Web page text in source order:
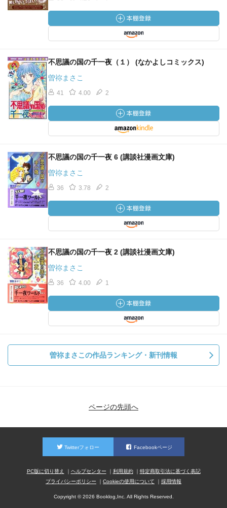
不思議の国の千一夜（１） (なかよしコミックス)
曽祢まさこ
41 4.00 2
不思議の国の千一夜 6 (講談社漫画文庫)
曽祢まさこ
36 3.78 2
不思議の国の千一夜 2 (講談社漫画文庫)
曽祢まさこ
36 4.00 1
曽祢まさこの作品ランキング・新刊情報
ページの先頭へ
Twitterフォロー Facebookページ
PC版に切り替え ヘルプセンター 利用規約
特定商取引法に基づく表記
プライバシーポリシー
Cookieの使用について 採用情報
Copyright © 2026 Booklog,Inc. All Rights Reserved.